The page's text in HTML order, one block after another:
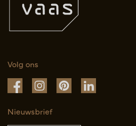
Volg ons
Nieuwsbrief